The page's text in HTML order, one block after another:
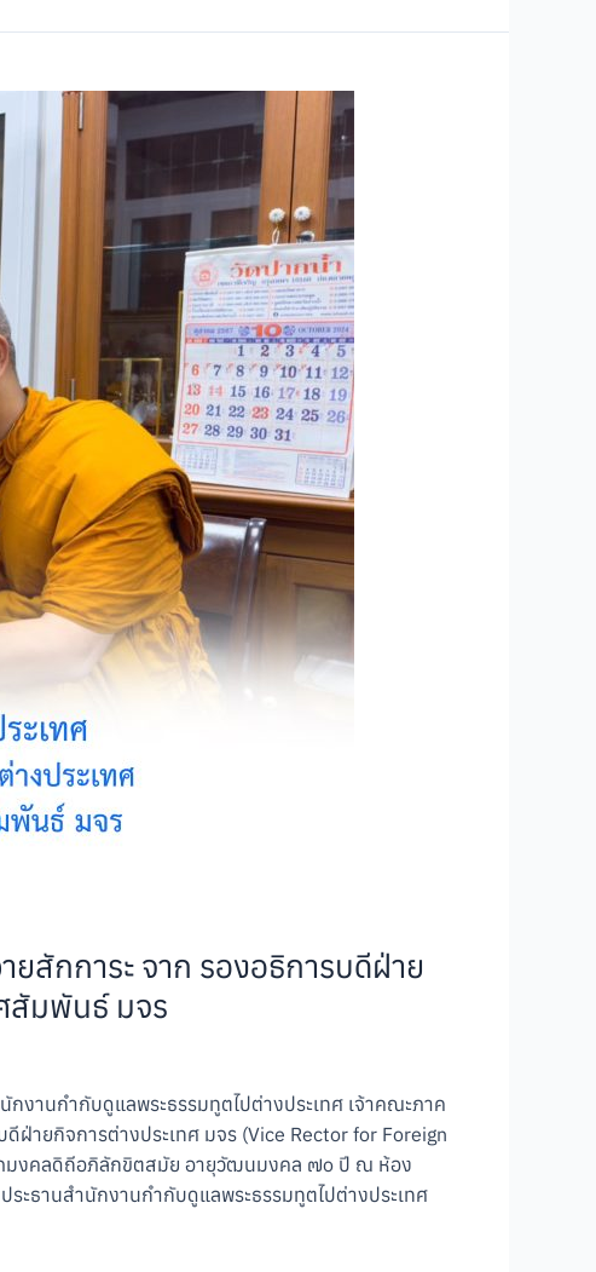
ยสักการะ จาก รองอธิการบดีฝ่าย
สัมพันธ์ มจร
งานกำกับดูแลพระธรรมทูตไปต่างประเทศ เจ้าคณะภาค
ฝ่ายกิจการต่างประเทศ มจร (Vice Rector for Foreign
ภมงคลดิถีอภิลักขิตสมัย อายุวัฒนมงคล ๗๐ ปี ณ ห้อง
ะธานสำนักงานกำกับดูแลพระธรรมทูตไปต่างประเทศ